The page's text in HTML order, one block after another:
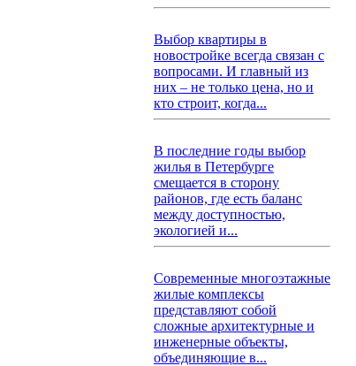
Выбор квартиры в
новостройке всегда связан с
вопросами. И главный из
них – не только цена, но и
кто строит, когда...
В последние годы выбор
жилья в Петербурге
смещается в сторону
районов, где есть баланс
между доступностью,
экологией и...
Современные многоэтажные
жилые комплексы
представляют собой
сложные архитектурные и
инженерные объекты,
объединяющие в...